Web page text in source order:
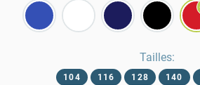
Tailles:
104 116 128 140